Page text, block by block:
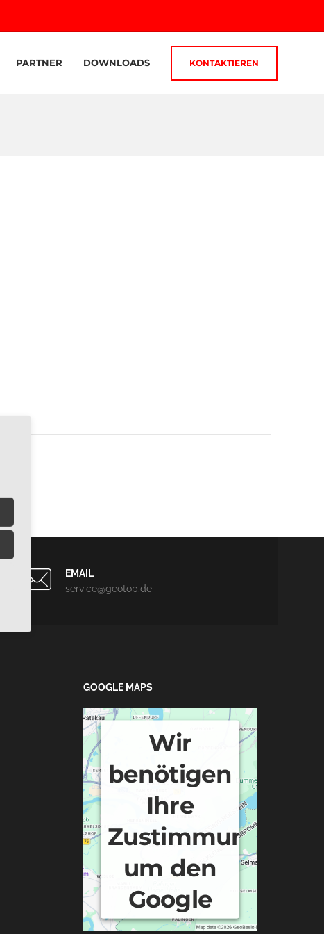
PARTNER DOWNLOADS KONTAKTIEREN
EMAIL
service@geotop.de
GOOGLE MAPS
Wir
benötigen
Ihre
Zustimmung,
um den
Google